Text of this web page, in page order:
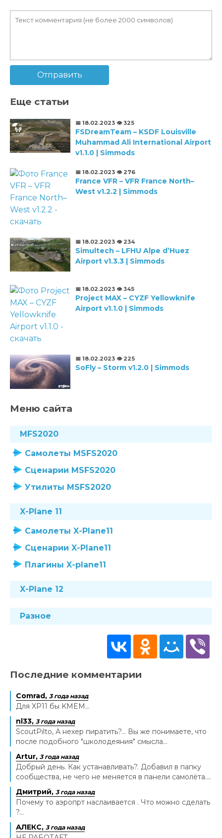
Отправить
Еще статьи
📅 18.02.2023 👁️ 325
FSDreamTeam – KSDF Louisville
Muhammad Ali International Airport
v1.1.0 | Simmods
📅 18.02.2023 👁️ 276
France VFR – VFR France North–
West v1.2.2 | Simmods
📅 18.02.2023 👁️ 234
Simultech – LFHU Alpe d’Huez
Airport v1.3.3 | Simmods
📅 18.02.2023 👁️ 345
Project MAX – CYZF Yellowknife
Airport v1.1.0 | Simmods
📅 18.02.2023 👁️ 225
SoFly – Storm v1.2.0 | Simmods
Меню сайта
MFS2020
Самолеты MSFS2020
Сценарии MSFS2020
Утилиты MSFS2020
X-Plane 11
Самолеты X-Plane11
Сценарии X-Plane11
Плагины X-plane11
X-Plane 12
Разное
Последние комментарии
Comrad, 3 года назад
Для XP11 бы KMEM...
nl33, 3 года назад
ScoutPilto, А нехер пиратить?... Вы же понимаете, что
после подобного "школодеяния" смысла...
Artur, 3 года назад
Добрый день. Как устанавливать?. Добавил в папку
сообщества, не чего не меняется в панели самолёта....
Дмитрий, 3 года назад
Почему то аэропрт наслаивается . Что можно сделать
?...
АЛЕКС, 3 года назад